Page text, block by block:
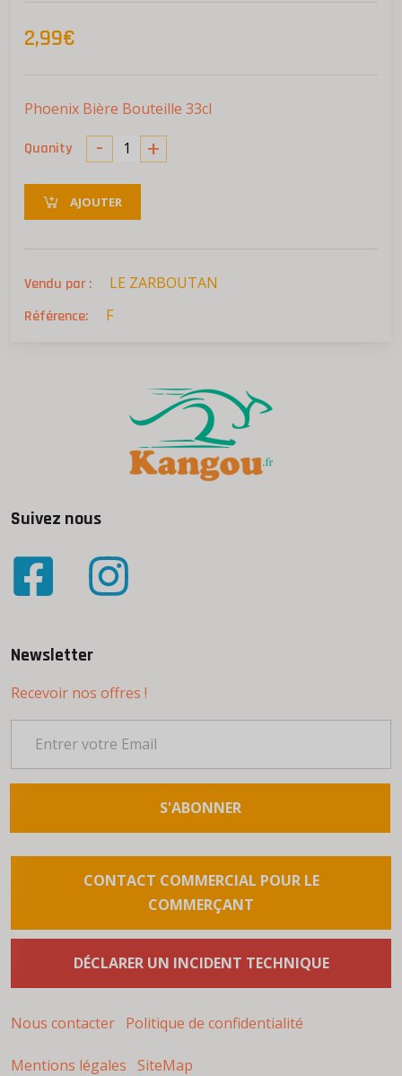
2,99€
Phoenix Bière Bouteille 33cl
Quanity - +
AJOUTER
Vendu par : LE ZARBOUTAN
Référence: F
Suivez nous
Newsletter
Recevoir nos offres !
S'ABONNER
CONTACT COMMERCIAL POUR LE
COMMERÇANT
DÉCLARER UN INCIDENT TECHNIQUE
Nous contacter Politique de confidentialité
Mentions légales SiteMap